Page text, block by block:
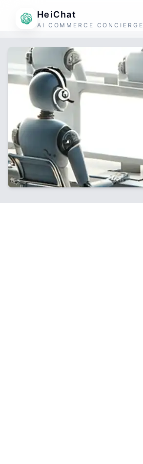
HeiChat
AI COMMERCE CONCIERGE